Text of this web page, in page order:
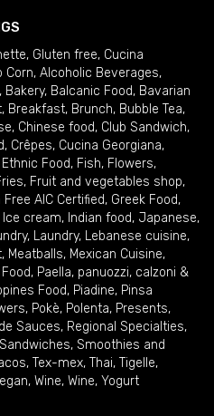
, Gluten free, Cucina
Corn, Alcoholic Beverages,
, Bakery, Balcanic Food, Bavarian
, Breakfast, Brunch, Bubble Tea,
, Chinese food, Club Sandwich,
, Crêpes, Cucina Georgiana,
Ethnic Food, Fish, Flowers,
, Fruit and vegetables shop,
Free AIC Certified, Greek Food,
Ice cream, Indian food, Japanese,
, Laundry, Lebanese cuisine,
, Meatballs, Mexican Cuisine,
, Paella, panuozzi, calzoni &
Food, Piadine, Pinsa
, Pokè, Polenta, Presents,
Sauces, Regional Specialties,
Sandwiches, Smoothies and
, Tex-mex, Thai, Tigelle,
, Wine, Wine, Yogurt